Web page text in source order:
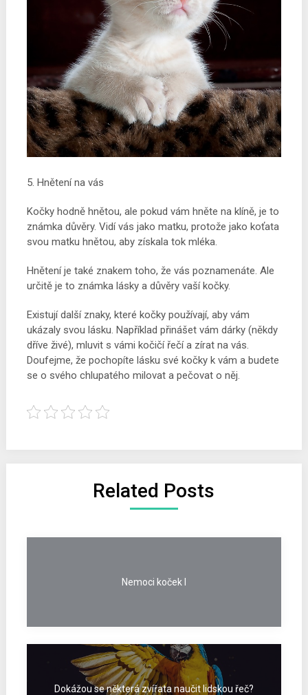
5. Hnětení na vás
Kočky hodně hnětou, ale pokud vám hněte na klíně, je to
známka důvěry. Vidí vás jako matku, protože jako koťata
svou matku hnětou, aby získala tok mléka.
Hnětení je také znakem toho, že vás poznamenáte. Ale
určitě je to známka lásky a důvěry vaší kočky.
Existují další znaky, které kočky používají, aby vám
ukázaly svou lásku. Například přinášet vám dárky (někdy
dříve živé), mluvit s vámi kočičí řečí a zírat na vás.
Doufejme, že pochopíte lásku své kočky k vám a budete
se o svého chlupatého milovat a pečovat o něj.
Related Posts
Nemoci koček I
Dokážou se některá zvířata naučit lidskou řeč?